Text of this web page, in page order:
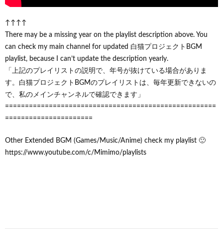
↑↑↑↑
There may be a missing year on the playlist description above. You
can check my main channel for updated 白猫プロジェクトBGM
playlist, because I can’t update the description yearly.
「上記のプレイリストの説明で、年号が抜けている場合がありま
す。白猫プロジェクトBGMのプレイリストは、毎年更新できないの
で、私のメインチャンネルで確認できます」
=====================================================
======================
Other Extended BGM (Games/Music/Anime) check my playlist 🙂
https://www.youtube.com/c/Mimimo/playlists